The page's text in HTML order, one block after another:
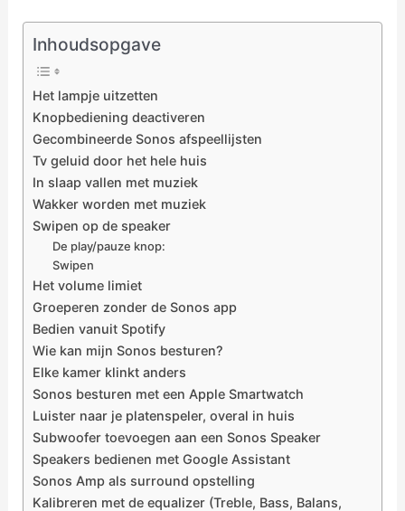
Inhoudsopgave
Het lampje uitzetten
Knopbediening deactiveren
Gecombineerde Sonos afspeellijsten
Tv geluid door het hele huis
In slaap vallen met muziek
Wakker worden met muziek
Swipen op de speaker
De play/pauze knop:
Swipen
Het volume limiet
Groeperen zonder de Sonos app
Bedien vanuit Spotify
Wie kan mijn Sonos besturen?
Elke kamer klinkt anders
Sonos besturen met een Apple Smartwatch
Luister naar je platenspeler, overal in huis
Subwoofer toevoegen aan een Sonos Speaker
Speakers bedienen met Google Assistant
Sonos Amp als surround opstelling
Kalibreren met de equalizer (Treble, Bass, Balans,